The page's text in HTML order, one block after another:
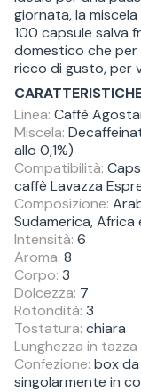
giornata, la
100 capsule salva
domestico che per
ricco di gusto, per
Linea: Caffè
Miscela:
allo 0,1%)
Compatibilità:
caffè Lavazza
Composizione:
Sudamerica, Africa
Intensità: 6
Aroma: 8
Corpo: 3
Dolcezza: 7
Rotondità: 3
Tostatura: chiara
Lunghezza in
Confezione: box
singolarmente in